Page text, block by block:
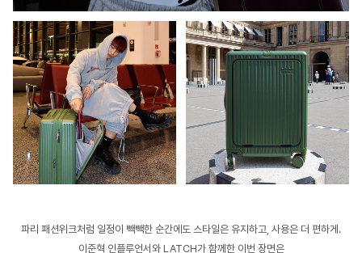
파리 패션위크처럼 일정이 빽빽한 순간에도 스타일은 유지하고, 사용은 더 편하게.
이준혁 인플루언서와 LATCH가 함께한 이번 장면은